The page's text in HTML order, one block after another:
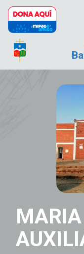
Pasar al contenido principal
MARIA